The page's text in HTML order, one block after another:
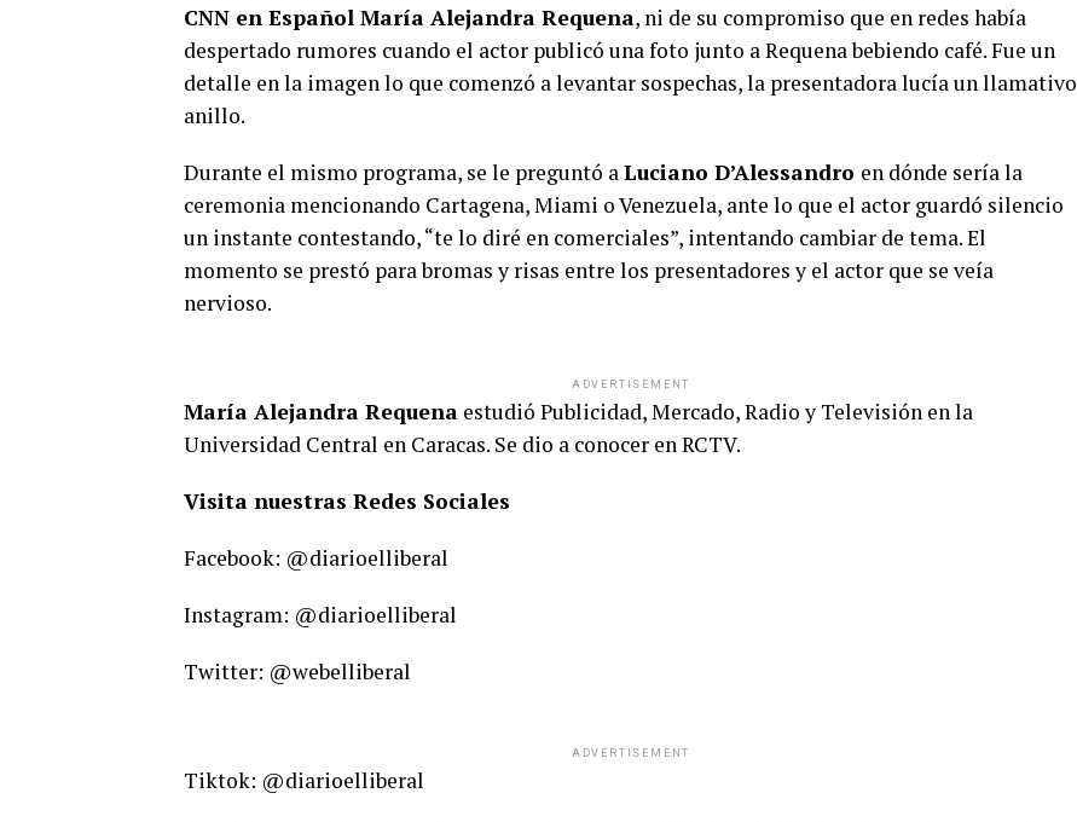
CNN en Español María Alejandra Requena, ni de su compromiso que en redes había
despertado rumores cuando el actor publicó una foto junto a Requena bebiendo café. Fue un
detalle en la imagen lo que comenzó a levantar sospechas, la presentadora lucía un llamativo
anillo.
Durante el mismo programa, se le preguntó aLuciano D’Alessandro en dónde sería la
ceremonia mencionando Cartagena, Miami o Venezuela, ante lo que el actor guardó silencio
un instante contestando, “te lo diré en comerciales”, intentando cambiar de tema. El
momento se prestó para bromas y risas entre los presentadores y el actor que se veía
nervioso.
ADVERTISEMENT
María Alejandra Requena estudió Publicidad, Mercado, Radio y Televisión en la
Universidad Central en Caracas. Se dio a conocer en RCTV.
Visita nuestras Redes Sociales
Facebook: @diarioelliberal
Instagram: @diarioelliberal
Twitter: @webelliberal
ADVERTISEMENT
Tiktok: @diarioelliberal